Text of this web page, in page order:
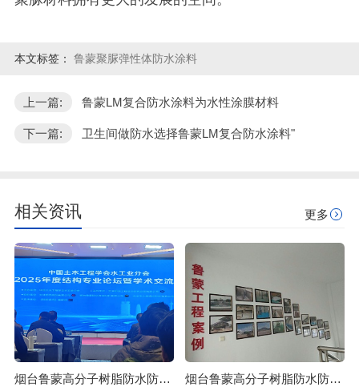
本文标签： 鲁蒙聚脲弹性体防水涂料
上一篇: 鲁蒙LM复合防水涂料为水性涂膜材料
下一篇: 卫生间做防水选择鲁蒙LM复合防水涂料"
相关资讯 更多
烟台鲁蒙高分子树脂防水防腐涂料可应用于石油化工行业 烟台鲁蒙高分子树脂防水防腐涂料可防止混凝土浒苔附着